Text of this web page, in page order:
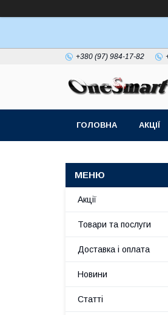
+380 (97) 984-17-82
ГОЛОВНА АКЦІЇ
Акції
Товари та послуги
Доставка і оплата
Новини
Статті